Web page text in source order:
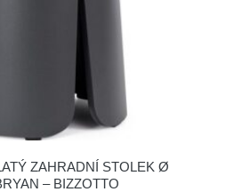
ZAHRADNÍ STOLEK Ø
– BIZZOTTO